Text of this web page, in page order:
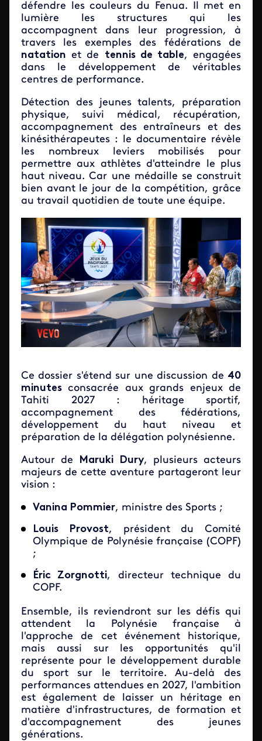
défendre les couleurs du Fenua. Il met en
lumière les structures qui les
accompagnent dans leur progression, à
travers les exemples des fédérations de
natation et de tennis de table, engagées
dans le développement de véritables
centres de performance.
Détection des jeunes talents, préparation
physique, suivi médical, récupération,
accompagnement des entraîneurs et des
kinésithérapeutes : le documentaire révèle
les nombreux leviers mobilisés pour
permettre aux athlètes d'atteindre le plus
haut niveau. Car une médaille se construit
bien avant le jour de la compétition, grâce
au travail quotidien de toute une équipe.
Ce dossier s'étend sur une discussion de 40
minutes consacrée aux grands enjeux de
Tahiti 2027 : héritage sportif,
accompagnement des fédérations,
développement du haut niveau et
préparation de la délégation polynésienne.
Autour de Maruki Dury, plusieurs acteurs
majeurs de cette aventure partageront leur
vision :
Vanina Pommier, ministre des Sports ;
Louis Provost, président du Comité
Olympique de Polynésie française (COPF)
;
Éric Zorgnotti, directeur technique du
COPF.
Ensemble, ils reviendront sur les défis qui
attendent la Polynésie française à
l'approche de cet événement historique,
mais aussi sur les opportunités qu'il
représente pour le développement durable
du sport sur le territoire. Au-delà des
performances attendues en 2027, l'ambition
est également de laisser un héritage en
matière d'infrastructures, de formation et
d'accompagnement des jeunes
générations.